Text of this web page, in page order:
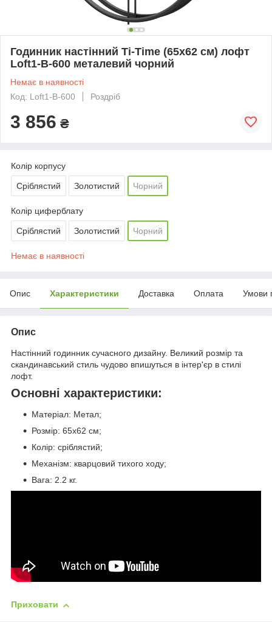
Годинник настінний Ti-Time (65х62 см) лофт
Loft1-B-600 металевий чорний
Немає в наявності
Код: Loft1-B-600
Роздріб
3 856 ₴
Колір корпусу
Сріблястий Золотистий Чорний
Колір циферблату
Сріблястий Золотистий Чорний
Немає в наявності
Опис Характеристики Доставка Оплата Умови
Опис
Настінний годинник сучасного дизайну. Великий розмір та
скандинавський стиль чудово впишуться в інтер'єр в стилі
лофт.
Основні характеристики:
Матеріал: Метал;
Розмір: 65х62 см;
Колір: сріблястий;
Механізм: кварцовий тихого ходу;
Вага: 2.2 кг.
Приховати